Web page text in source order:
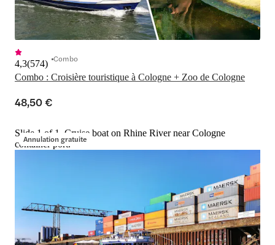
Combo : Croisière touristique à Cologne + Zoo de Cologne
4,3(574) Combo
48,50 €
Annulation gratuite
Slide 1 of 1, Cruise boat on Rhine River near Cologne
container port.